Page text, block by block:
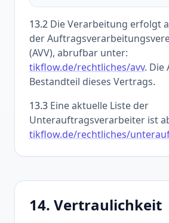
13.2 Die Verarbeitung erfolgt
der
(AVV), abrufbar unter:
tikflow.de/rechtliches/avv. Die
Bestandteil dieses Vertrags.
13.3 Eine aktuelle Liste der
Unterauftragsverarbeiter ist
tikflow.de/rechtliches/
14. Vertraulichkeit